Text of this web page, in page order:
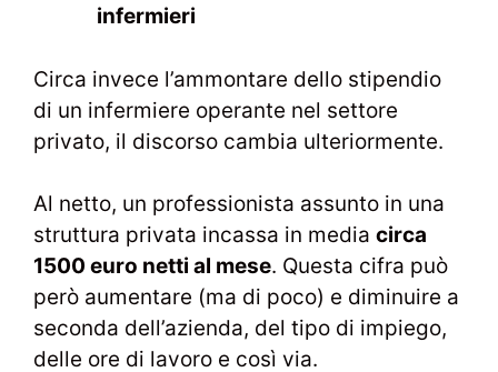
infermieri
Circa invece l’ammontare dello stipendio
di un infermiere operante nel settore
privato, il discorso cambia ulteriormente.
Al netto, un professionista assunto in una
struttura privata incassa in media circa
1500 euro netti al mese. Questa cifra può
però aumentare (ma di poco) e diminuire a
seconda dell’azienda, del tipo di impiego,
delle ore di lavoro e così via.